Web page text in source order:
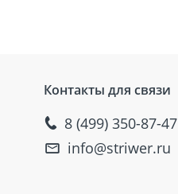
Контакты для связи
8 (499) 350-87-47
info@striwer.ru